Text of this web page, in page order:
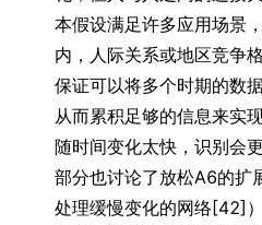
本假设满足许多应用场景
内，人际关系或地区竞争
保证可以将多个时期的数
从而累积足够的信息来实
随时间变化太快，识别会
部分也讨论了放松A6的扩
处理缓慢变化的网络[42]